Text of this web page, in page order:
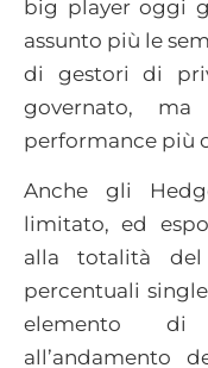
big player oggi
assunto più le
di gestori di
governato,
performance più
Anche gli
limitato, ed
alla totalità del
percentuali
elemento di
all’andamento